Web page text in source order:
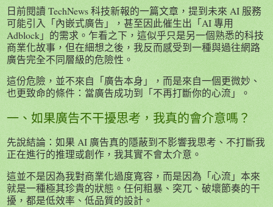
日前閱讀 TechNews 科技新報的一篇文章，提到未來 AI 服務
可能引入「內嵌式廣告」，甚至因此催生出「AI 專用
Adblock」的需求。乍看之下，這似乎只是另一個熟悉的科技
商業化故事，但在細想之後，我反而感受到一種與過往網路
廣告完全不同層級的危險性。
這份危險，並不來自「廣告本身」，而是來自一個更微妙、
也更致命的條件：當廣告成功到「不再打斷你的心流」。
一、如果廣告不干擾思考，我真的會介意嗎？
先說結論：如果 AI 廣告真的隱蔽到不影響我思考、不打斷我
正在進行的推理或創作，我其實不會太介意。
這並不是因為我對商業化過度寬容，而是因為「心流」本來
就是一種極其珍貴的狀態。任何粗暴、突兀、破壞節奏的干
擾，都是低效率、低品質的設計。